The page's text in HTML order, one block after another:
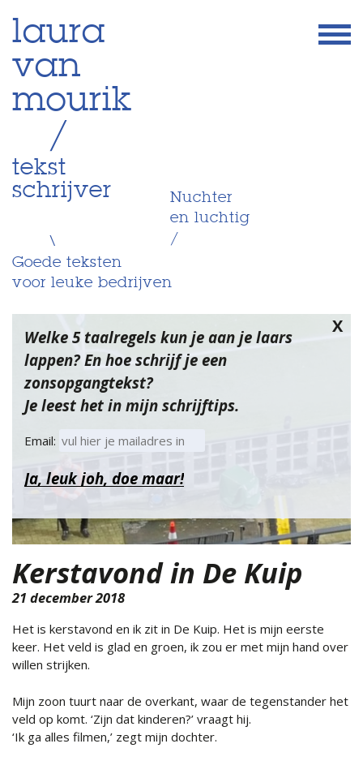
Skip
to
content
laura
van
mourik
/
tekst
schrijver
\
Nuchter
en luchtig
/
Goede teksten
voor leuke bedrijven
X
Welke 5 taalregels kun je aan je laars
lappen? En hoe schrijf je een
zonsopgangtekst?
Je leest het in mijn schrijftips.
Email:
Kerstavond in De Kuip
21 december 2018
Het is kerstavond en ik zit in De Kuip. Het is mijn eerste
keer. Het veld is glad en groen, ik zou er met mijn hand over
willen strijken.
Mijn zoon tuurt naar de overkant, waar de tegenstander het
veld op komt. ‘Zijn dat kinderen?’ vraagt hij.
‘Ik ga alles filmen,’ zegt mijn dochter.